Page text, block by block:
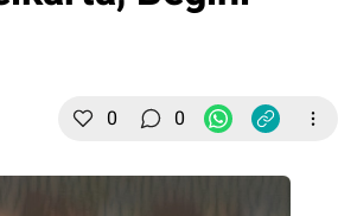
0 0